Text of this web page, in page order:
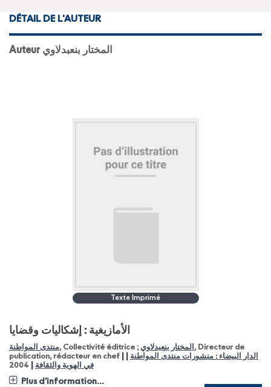
DÉTAIL DE L'AUTEUR
Auteur المختار بنعبدلاوي
Texte Imprimé
الأمازيغية : إشكاليات وقضايا
منتدى المواطنة, Collectivité éditrice ; المختار بنعبدلاوي , Directeur de
publication, rédacteur en chef
الدار البيضاء : منشورات منتدى المواطنة
في الهوية والثقافة 2004
Plus d'information...